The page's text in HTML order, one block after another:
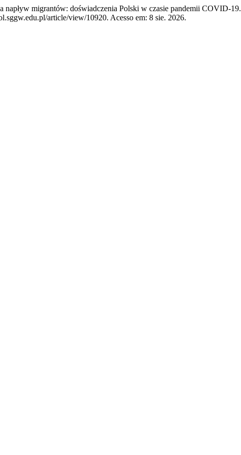
migrantów: doświadczenia Polski w czasie pandemii COVID-19.
article/view/10920. Acesso em: 8 sie. 2026.